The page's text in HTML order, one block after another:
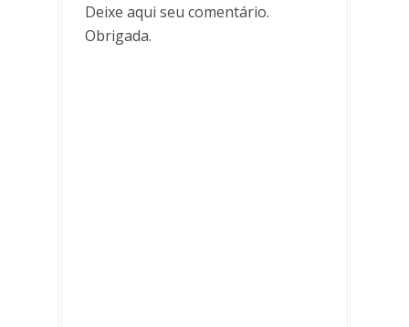
Deixe aqui seu comentário.
Obrigada.